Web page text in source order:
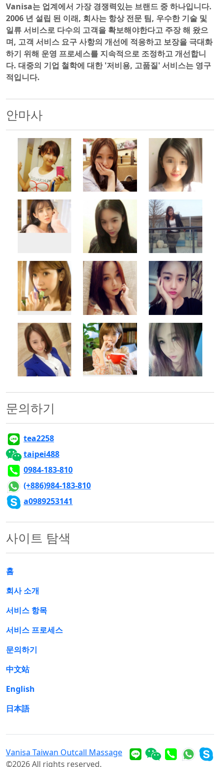
Vanisa는 업계에서 가장 경쟁력있는 브랜드 중 하나입니다.
2006 년 설립 된 이래, 회사는 항상 전문 팀, 우수한 기술 및
일류 서비스로 다수의 고객을 확보해야한다고 주장 해 왔으
며, 고객 서비스 요구 사항의 개선에 적응하고 보장을 극대화
하기 위해 운영 프로세스를 지속적으로 조정하고 개선합니
다. 대중의 기업 철학에 대한 '저비용, 고품질' 서비스는 영구
적입니다.
안마사
500x500 500x500 500x500
500x500 500x500 500x500
500x500 500x500 500x500
500x500 500x500 500x500
문의하기
tea2258
taipei488
0984-183-810
(+886)984-183-810
a0989253141
사이트 탐색
홈
회사 소개
서비스 항목
서비스 프로세스
문의하기
中文站
English
日本語
Vanisa Taiwan Outcall Massage
©2026 All rights reserved.